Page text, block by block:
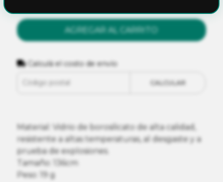
AGREGAR AL CARRITO
Calculá el costo de envío
CALCULAR
Material: Vidrio de borosilicato de alta calidad,
resistente a altas temperaturas, al desgaste y a
prueba de explosiones.
Tamaño: 136cm
Peso: 19 g